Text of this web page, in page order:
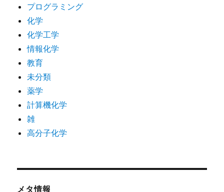
プログラミング
化学
化学工学
情報化学
教育
未分類
薬学
計算機化学
雑
高分子化学
メタ情報